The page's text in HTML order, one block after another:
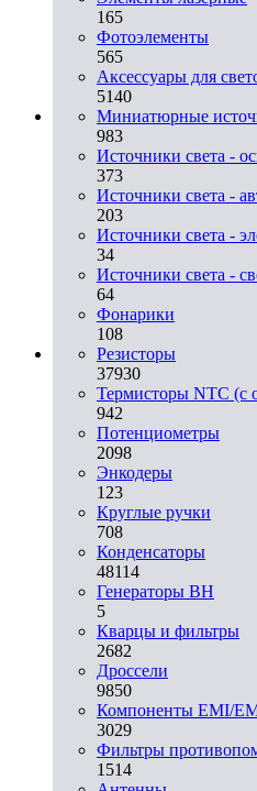
165
Фотоэлементы
565
Аксессуары для
5140
Миниатюрные
983
Источники света -
373
Источники света -
203
Источники света -
34
Источники света -
64
Фонарики
108
Резисторы
37930
Термисторы NTC (с
942
Потенциометры
2098
Энкодеры
123
Круглые ручки
708
Конденсаторы
48114
Генераторы ВН
5
Кварцы и фильтры
2682
Дроссели
9850
Компоненты EMI/
3029
Фильтры
1514